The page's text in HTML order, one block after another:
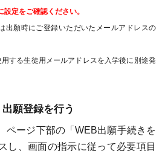
定をご確認ください。
出願時にご登録いただいたメールアドレスの
する生徒用メールアドレスを入学後に別途発
出願登録を行う
ページ下部の「WEB出願手続きを
し、画面の指示に従って必要項目